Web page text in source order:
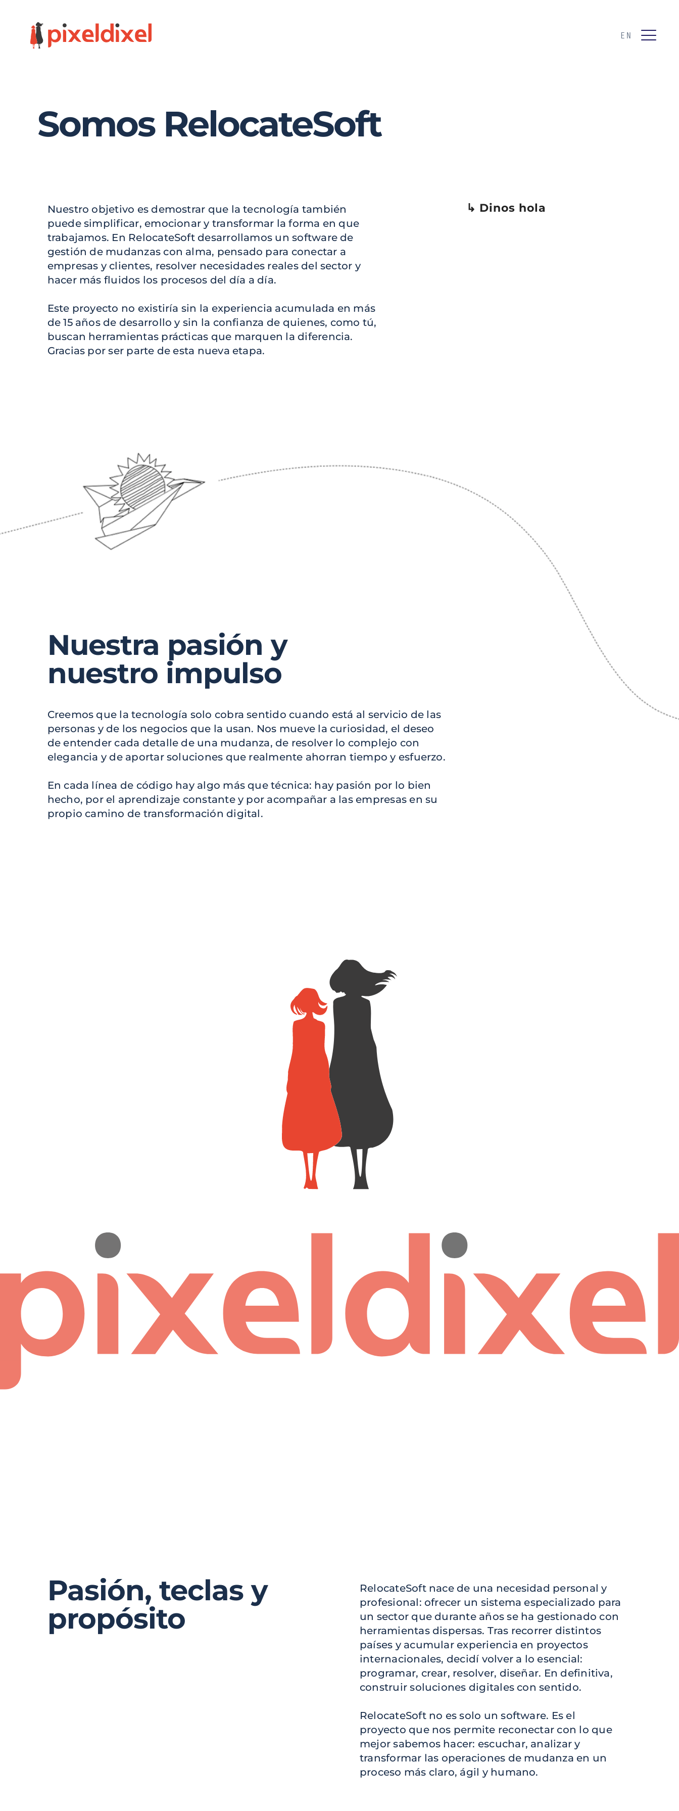
EN
Somos RelocateSoft
Nuestro objetivo es demostrar que la tecnología también
puede simplificar, emocionar y transformar la forma en que
trabajamos. En RelocateSoft desarrollamos un software de
gestión de mudanzas con alma, pensado para conectar a
empresas y clientes, resolver necesidades reales del sector y
hacer más fluidos los procesos del día a día.
Este proyecto no existiría sin la experiencia acumulada en más
de 15 años de desarrollo y sin la confianza de quienes, como tú,
buscan herramientas prácticas que marquen la diferencia.
Gracias por ser parte de esta nueva etapa.
↳ Dinos hola
Nuestra pasión y
nuestro impulso
Creemos que la tecnología solo cobra sentido cuando está al servicio de las
personas y de los negocios que la usan. Nos mueve la curiosidad, el deseo
de entender cada detalle de una mudanza, de resolver lo complejo con
elegancia y de aportar soluciones que realmente ahorran tiempo y esfuerzo.
En cada línea de código hay algo más que técnica: hay pasión por lo bien
hecho, por el aprendizaje constante y por acompañar a las empresas en su
propio camino de transformación digital.
Pasión, teclas y
propósito
RelocateSoft nace de una necesidad personal y
profesional: ofrecer un sistema especializado para
un sector que durante años se ha gestionado con
herramientas dispersas. Tras recorrer distintos
países y acumular experiencia en proyectos
internacionales, decidí volver a lo esencial:
programar, crear, resolver, diseñar. En definitiva,
construir soluciones digitales con sentido.
RelocateSoft no es solo un software. Es el
proyecto que nos permite reconectar con lo que
mejor sabemos hacer: escuchar, analizar y
transformar las operaciones de mudanza en un
proceso más claro, ágil y humano.